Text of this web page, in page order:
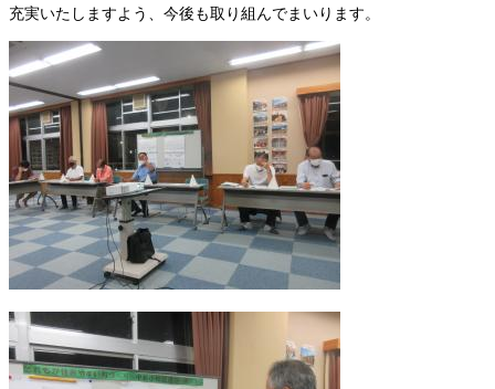
充実いたしますよう、今後も取り組んでまいります。